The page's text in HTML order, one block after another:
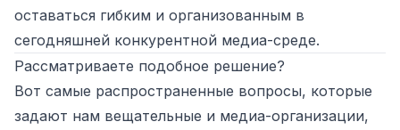
оставаться гибким и организованным в
сегодняшней конкурентной медиа-среде.
Рассматриваете подобное решение?
Вот самые распространенные вопросы, которые
задают нам вещательные и медиа-организации,